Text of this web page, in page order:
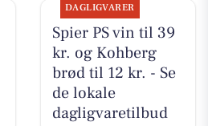
DAGLIGVARER
Spier PS vin til 39
kr. og Kohberg
brød til 12 kr. - Se
de lokale
dagligvaretilbud